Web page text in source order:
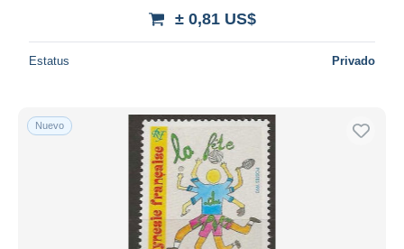
± 0,81 US$
Estatus Privado
Nuevo